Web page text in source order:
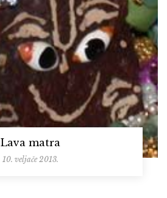
Lava matra
10. veljače 2013.